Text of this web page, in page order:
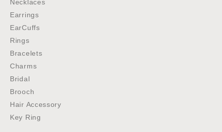
Necklaces
Earrings
EarCuffs
Rings
Bracelets
Charms
Bridal
Brooch
Hair Accessory
Key Ring